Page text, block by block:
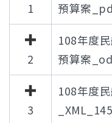
1
預算案
2
108年度
預算案
3
108年度